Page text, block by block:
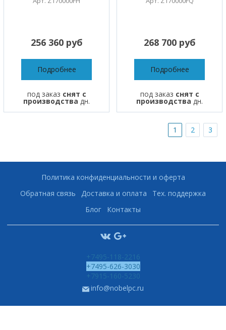
256 360 руб
Подробнее
под заказ снят с
производства дн.
268 700 руб
Подробнее
под заказ снят с
производства дн.
1 2 3
Политика конфиденциальности и оферта
Обратная связь
Доставка и оплата
Тех. поддержка
Блог
Контакты
+7495-118-2216
+7495-626-3030
+7915-160-5230
info@nobelpc.ru